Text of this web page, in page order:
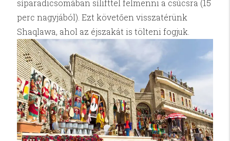
síparadicsomában sílifttel felmenni a csúcsra (15
perc nagyjából). Ezt követően visszatérünk
Shaqlawa, ahol az éjszakát is tölteni fogjuk.